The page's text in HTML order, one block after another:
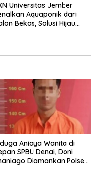
Universitas Jember
Aquaponik dari
Bekas, Solusi Hijau
Aniaya Wanita di
SPBU Denai, Doni
Diamankan Polsek